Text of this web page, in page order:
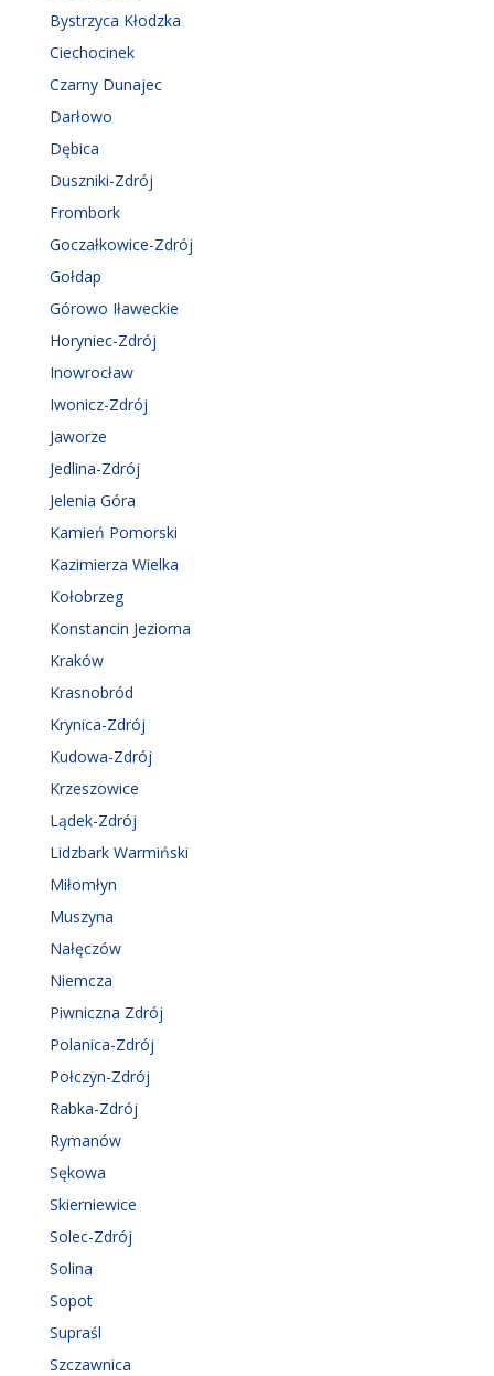
Bystrzyca Kłodzka
Ciechocinek
Czarny Dunajec
Darłowo
Dębica
Duszniki-Zdrój
Frombork
Goczałkowice-Zdrój
Gołdap
Górowo Iławeckie
Horyniec-Zdrój
Inowrocław
Iwonicz-Zdrój
Jaworze
Jedlina-Zdrój
Jelenia Góra
Kamień Pomorski
Kazimierza Wielka
Kołobrzeg
Konstancin Jeziorna
Kraków
Krasnobród
Krynica-Zdrój
Kudowa-Zdrój
Krzeszowice
Lądek-Zdrój
Lidzbark Warmiński
Miłomłyn
Muszyna
Nałęczów
Niemcza
Piwniczna Zdrój
Polanica-Zdrój
Połczyn-Zdrój
Rabka-Zdrój
Rymanów
Sękowa
Skierniewice
Solec-Zdrój
Solina
Sopot
Supraśl
Szczawnica